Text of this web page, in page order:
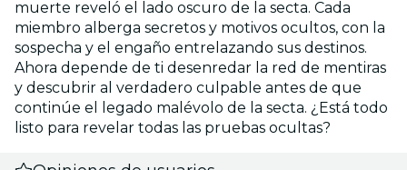
muerte reveló el lado oscuro de la secta. Cada
miembro alberga secretos y motivos ocultos, con la
sospecha y el engaño entrelazando sus destinos.
Ahora depende de ti desenredar la red de mentiras
y descubrir al verdadero culpable antes de que
continúe el legado malévolo de la secta. ¿Está todo
listo para revelar todas las pruebas ocultas?